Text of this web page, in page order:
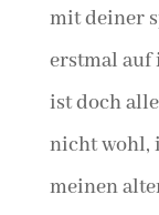
mit deiner
erstmal auf
ist doch
nicht wohl,
meinen